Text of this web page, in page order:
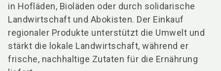
in Hofläden, Bioläden oder durch solidarische
Landwirtschaft und Abokisten. Der Einkauf
regionaler Produkte unterstützt die Umwelt und
stärkt die lokale Landwirtschaft, während er
frische, nachhaltige Zutaten für die Ernährung